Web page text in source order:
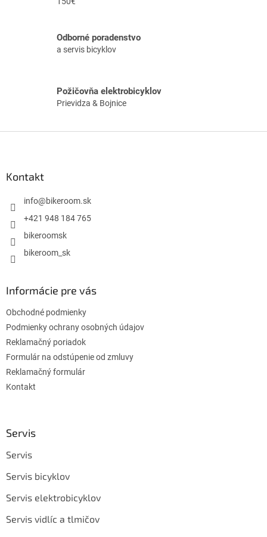
ý
p
Odborné poradenstvo
a servis bicyklov
Požičovňa elektrobicyklov
Prievidza & Bojnice
Kontakt
info@bikeroom.sk
+421 948 184 765
bikeroomsk
bikeroom_sk
Informácie pre vás
Obchodné podmienky
Podmienky ochrany osobných údajov
Reklamačný poriadok
Formulár na odstúpenie od zmluvy
Reklamačný formulár
Kontakt
Servis
Servis
Servis bicyklov
Servis elektrobicyklov
Servis vidlíc a tlmičov